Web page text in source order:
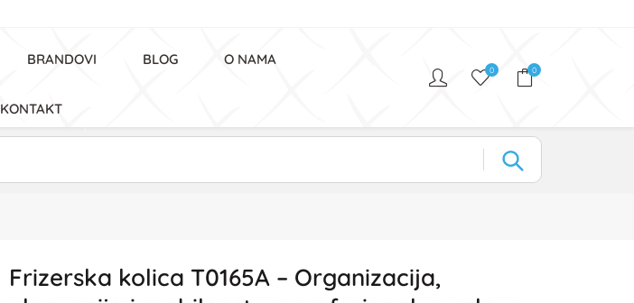
BRANDOVI BLOG O NAMA
KONTAKT
0 0
Frizerska kolica T0165A – Organizacija,